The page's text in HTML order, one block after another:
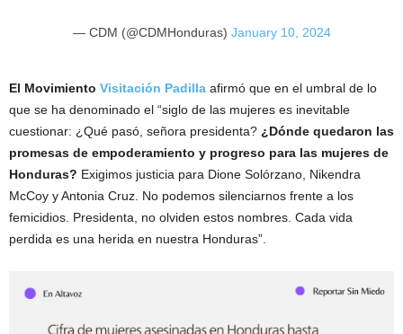
— CDM (@CDMHonduras) January 10, 2024
El Movimiento Visitación Padilla afirmó que en el umbral de lo
que se ha denominado el “siglo de las mujeres es inevitable
cuestionar: ¿Qué pasó, señora presidenta? ¿Dónde quedaron las
promesas de empoderamiento y progreso para las mujeres de
Honduras? Exigimos justicia para Dione Solórzano, Nikendra
McCoy y Antonia Cruz. No podemos silenciarnos frente a los
femicidios. Presidenta, no olviden estos nombres. Cada vida
perdida es una herida en nuestra Honduras”.